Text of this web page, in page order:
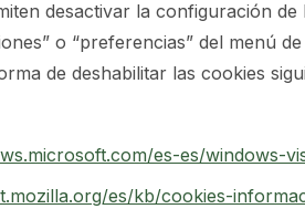
desactivar la configuración de
o “preferencias” del menú
de deshabilitar las cookies
es-es/windows-
es/kb/cookies-